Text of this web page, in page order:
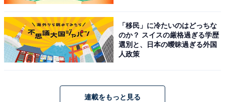
「移民」に冷たいのはどっちな
のか？ スイスの厳格過ぎる学歴
選別と、日本の曖昧過ぎる外国
人政策
連載をもっと見る